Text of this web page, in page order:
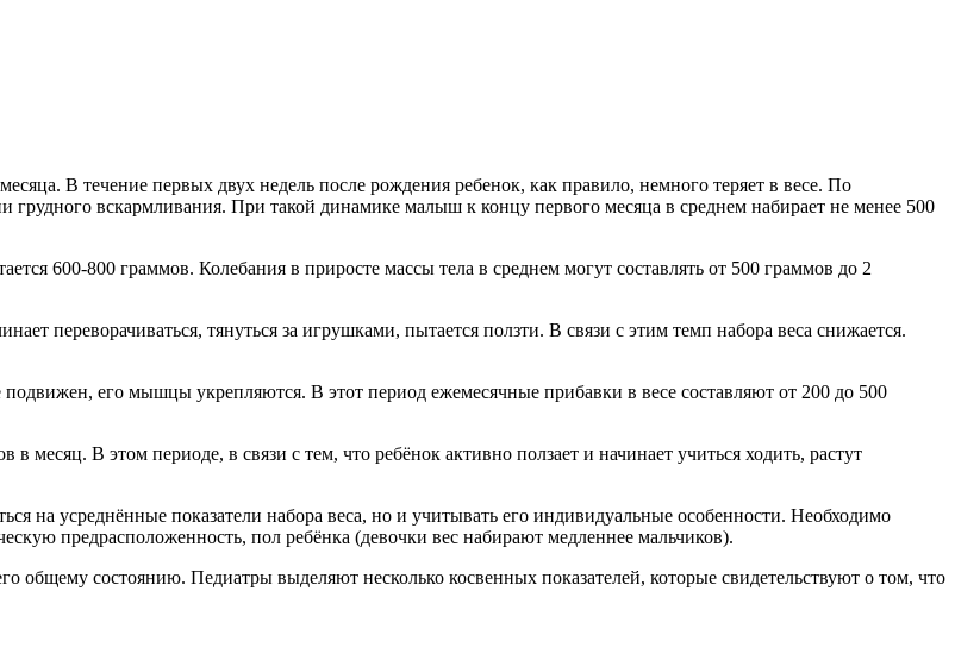
В течение первых двух недель после рождения ребенок, как правило, немного теряет в весе. По
грудного вскармливания. При такой динамике малыш к концу первого месяца в среднем набирает не менее 500
600-800 граммов. Колебания в приросте массы тела в среднем могут составлять от 500 граммов до 2
переворачиваться, тянуться за игрушками, пытается ползти. В связи с этим темп набора веса снижается.
его мышцы укрепляются. В этот период ежемесячные прибавки в весе составляют от 200 до 500
месяц. В этом периоде, в связи с тем, что ребёнок активно ползает и начинает учиться ходить, растут
на усреднённые показатели набора веса, но и учитывать его индивидуальные особенности. Необходимо
предрасположенность, пол ребёнка (девочки вес набирают медленнее мальчиков).
общему состоянию. Педиатры выделяют несколько косвенных показателей, которые свидетельствуют о том, что